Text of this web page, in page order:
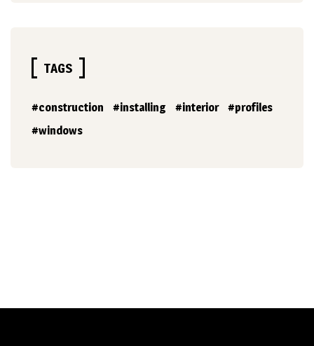
TAGS
construction installing interior
profiles
windows